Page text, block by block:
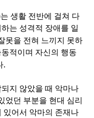
는 생활 전반에 걸쳐 다
는 성격적 장애를 일
못을 전혀 느끼지 못하
적이며 자신의 행동
.
지 않았을 때 악마나
었던 부분을 현대 심리
있어서 악마의 존재나